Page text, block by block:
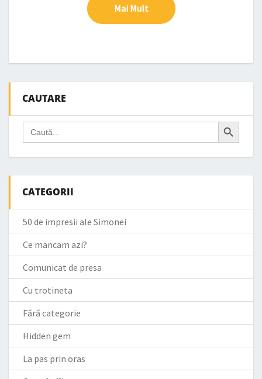
Mai MultMai Mult
CAUTARE
Search
for:
Search Button
CATEGORII
50 de impresii ale Simonei
Ce mancam azi?
Comunicat de presa
Cu trotineta
Fără categorie
Hidden gem
La pas prin oras